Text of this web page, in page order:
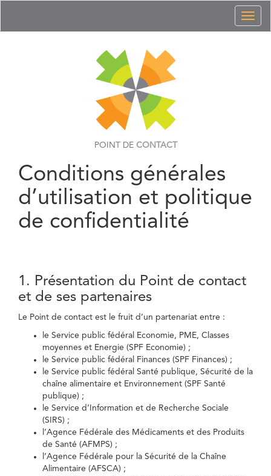
POINT DE CONTACT
Conditions générales
d’utilisation et politique
de confidentialité
1. Présentation du Point de contact
et de ses partenaires
Le Point de contact est le fruit d’un partenariat entre :
le Service public fédéral Economie, PME, Classes
moyennes et Energie (SPF Economie) ;
le Service public fédéral Finances (SPF Finances) ;
le Service public fédéral Santé publique, Sécurité de la
chaîne alimentaire et Environnement (SPF Santé
publique) ;
le Service d’Information et de Recherche Sociale
(SIRS) ;
l’Agence Fédérale des Médicaments et des Produits
de Santé (AFMPS) ;
l’Agence Fédérale pour la Sécurité de la Chaîne
Alimentaire (AFSCA) ;